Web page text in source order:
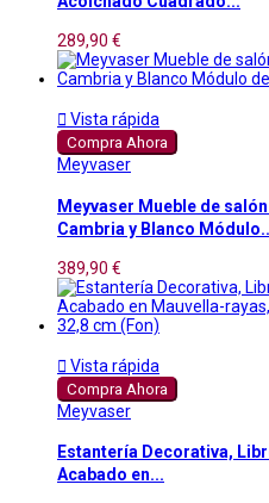
289,90 €
 Vista rápida
Compra Ahora
Meyvaser
Meyvaser Mueble de
Cambria y Blanco
389,90 €
 Vista rápida
Compra Ahora
Meyvaser
Estantería Decorativa,
Acabado en...